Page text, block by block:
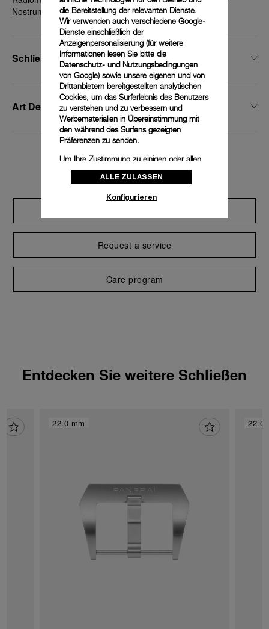
Nostrum 52 mm
Schließenbreite
Art Der Schließe
Exclusive services
Request a service
Care program
Entdecken Sie weitere Schließen
22.0 mm 22.0
die Bereitstellung der relevanten Dienste.
Wir verwenden auch verschiedene Google-
Dienste einschließlich der
Anzeigenpersonalisierung (für weitere
Informationen lesen Sie bitte die
Datenschutz- und Nutzungsbedingungen
von Google) sowie unsere eigenen und von
Drittanbietern bereitgestellten analytischen
Cookies, um das Surferlebnis des Benutzers
zu verstehen und zu verbessern und
Werbematerialien in Übereinstimmung mit
den während des Surfens gezeigten
Präferenzen zu senden.
Um Ihre Zustimmung zu einigen oder allen
Cookies zu ändern oder zu widerrufen,
klicken Sie auf „Konfigurieren“, oder lesen
Klicken Sie auf „Alle zulassen“, um Ihr
Einverständnis für die Verwendung der oben
erwähnten Cookies zu geben.
Klicken Sie auf „Nur technische cookies
geben, dass nur technische Cookies
verwendet werden dürfen.
ALLE ZULASSEN
Konfigurieren